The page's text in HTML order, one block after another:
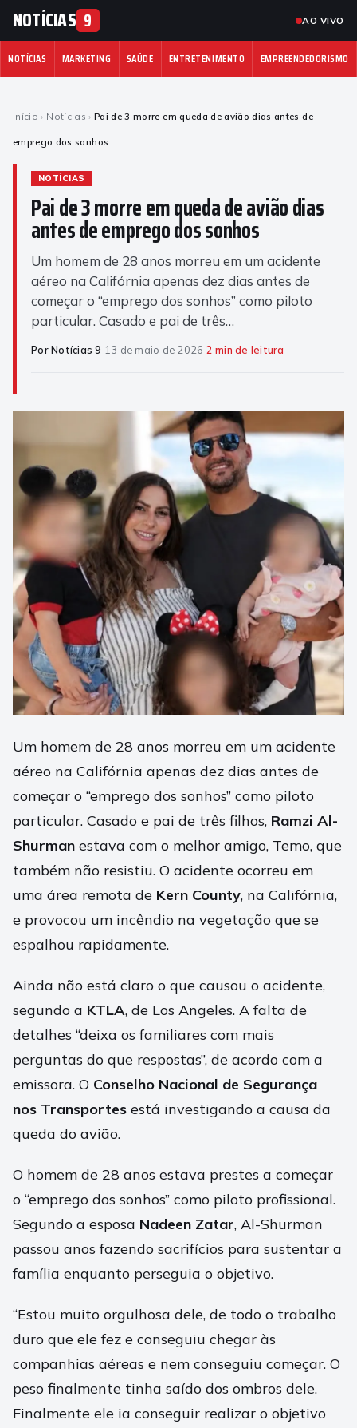
NOTÍCIAS 9 AO VIVO
NOTÍCIAS MARKETING SAÚDE ENTRETENIMENTO EMPREENDEDORISMO
Início › Notícias › Pai de 3 morre em queda de avião dias antes de
emprego dos sonhos
NOTÍCIAS
Pai de 3 morre em queda de avião dias
antes de emprego dos sonhos
Um homem de 28 anos morreu em um acidente
aéreo na Califórnia apenas dez dias antes de
começar o “emprego dos sonhos” como piloto
particular. Casado e pai de três…
Por Notícias 9·13 de maio de 2026·2 min de leitura
Um homem de 28 anos morreu em um acidente
aéreo na Califórnia apenas dez dias antes de
começar o “emprego dos sonhos” como piloto
particular. Casado e pai de três filhos, Ramzi Al-
Shurman estava com o melhor amigo, Temo, que
também não resistiu. O acidente ocorreu em
uma área remota de Kern County, na Califórnia,
e provocou um incêndio na vegetação que se
espalhou rapidamente.
Ainda não está claro o que causou o acidente,
segundo a KTLA, de Los Angeles. A falta de
detalhes “deixa os familiares com mais
perguntas do que respostas”, de acordo com a
emissora. O Conselho Nacional de Segurança
nos Transportes está investigando a causa da
queda do avião.
O homem de 28 anos estava prestes a começar
o “emprego dos sonhos” como piloto profissional.
Segundo a esposa Nadeen Zatar, Al-Shurman
passou anos fazendo sacrifícios para sustentar a
família enquanto perseguia o objetivo.
“Estou muito orgulhosa dele, de todo o trabalho
duro que ele fez e conseguiu chegar às
companhias aéreas e nem conseguiu começar. O
peso finalmente tinha saído dos ombros dele.
Finalmente ele ia conseguir realizar o objetivo